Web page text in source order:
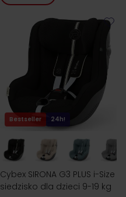
Bestseller 24h!
Cybex SIRONA G3 PLUS i-Size
siedzisko dla dzieci 9-19 kg